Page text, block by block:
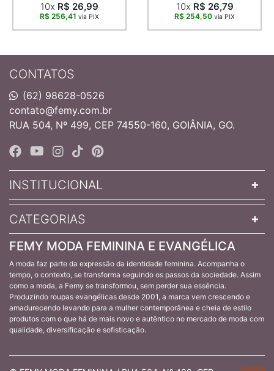
10x R$ 26,99
R$ 256,41 via PIX
10x R$ 26,79
R$ 254,50 via PIX
CONTATOS
(62) 98628-0526
contato@femy.com.br
RUA 504, Nº 499, CEP 74550-160, GOIÂNIA, GO.
INSTITUCIONAL
CATEGORIAS
FEMY MODA FEMININA E EVANGÉLICA
A moda faz parte da expressão da identidade feminina. Acompanha o
tempo, o contexto, se transforma seguindo os passos da sociedade. Assim
como a moda, a Femy se transformou, sem perder sua essência.
Produzindo roupas evangélicas desde 2001, a marca vem crescendo e
amadurecendo levando para a mulher contemporânea e cheia de estilo
produtos com o que há de mais novo e autêntico no mercado de moda com
qualidade, diversificação e sofisticação.